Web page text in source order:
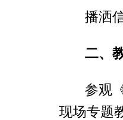
播洒
二、
参观
现场专题